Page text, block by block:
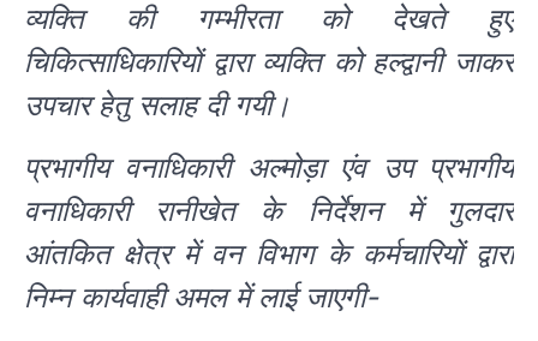
व्यक्ति की गम्भीरता को देखते हुए
चिकित्साधिकारियों द्वारा व्यक्ति को हल्द्वानी जाकर
उपचार हेतु सलाह दी गयी।
प्रभागीय वनाधिकारी अल्मोड़ा एंव उप प्रभागीय
वनाधिकारी रानीखेत के निर्देशन में गुलदार
आंतकित क्षेत्र में वन विभाग के कर्मचारियों द्वारा
निम्न कार्यवाही अमल में लाई जाएगी-